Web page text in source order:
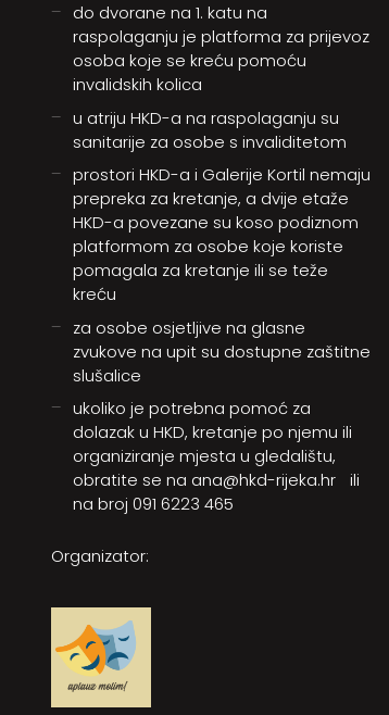
do dvorane na 1. katu na
raspolaganju je platforma za prijevoz
osoba koje se kreću pomoću
invalidskih kolica
u atriju HKD-a na raspolaganju su
sanitarije za osobe s invaliditetom
prostori HKD-a i Galerije Kortil nemaju
prepreka za kretanje, a dvije etaže
HKD-a povezane su koso podiznom
platformom za osobe koje koriste
pomagala za kretanje ili se teže
kreću
za osobe osjetljive na glasne
zvukove na upit su dostupne zaštitne
slušalice
ukoliko je potrebna pomoć za
dolazak u HKD, kretanje po njemu ili
organiziranje mjesta u gledalištu,
obratite se na ana@hkd-rijeka.hr
ili
na broj091 6223 465
Organizator: